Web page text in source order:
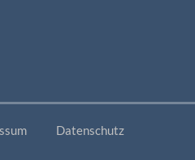
Datenschutz